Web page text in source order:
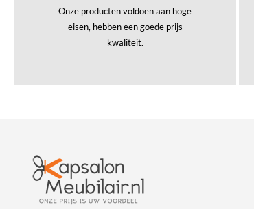
Onze producten voldoen aan hoge
eisen, hebben een goede prijs
kwaliteit.